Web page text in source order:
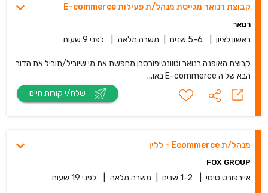
קבוצת רנואר מגייסת מנהל/ת פעילות E-commerce
רנואר
ראשון לציון 5-6 שנים משרה מלאה לפני 9 שעות
קבוצת האופנה רנואר וטוונטיפורסבן מחפשת את מי שיוביל/תוביל את הדור
הבא של ה E-commerce באו...
מנהל/ת Ecommerce - ללין
FOX GROUP
איירפורט סיטי 1-2 שנים משרה מלאה לפני 19 שעות